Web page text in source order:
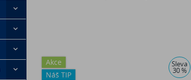
Akce
Náš TIP
Sleva
30 %